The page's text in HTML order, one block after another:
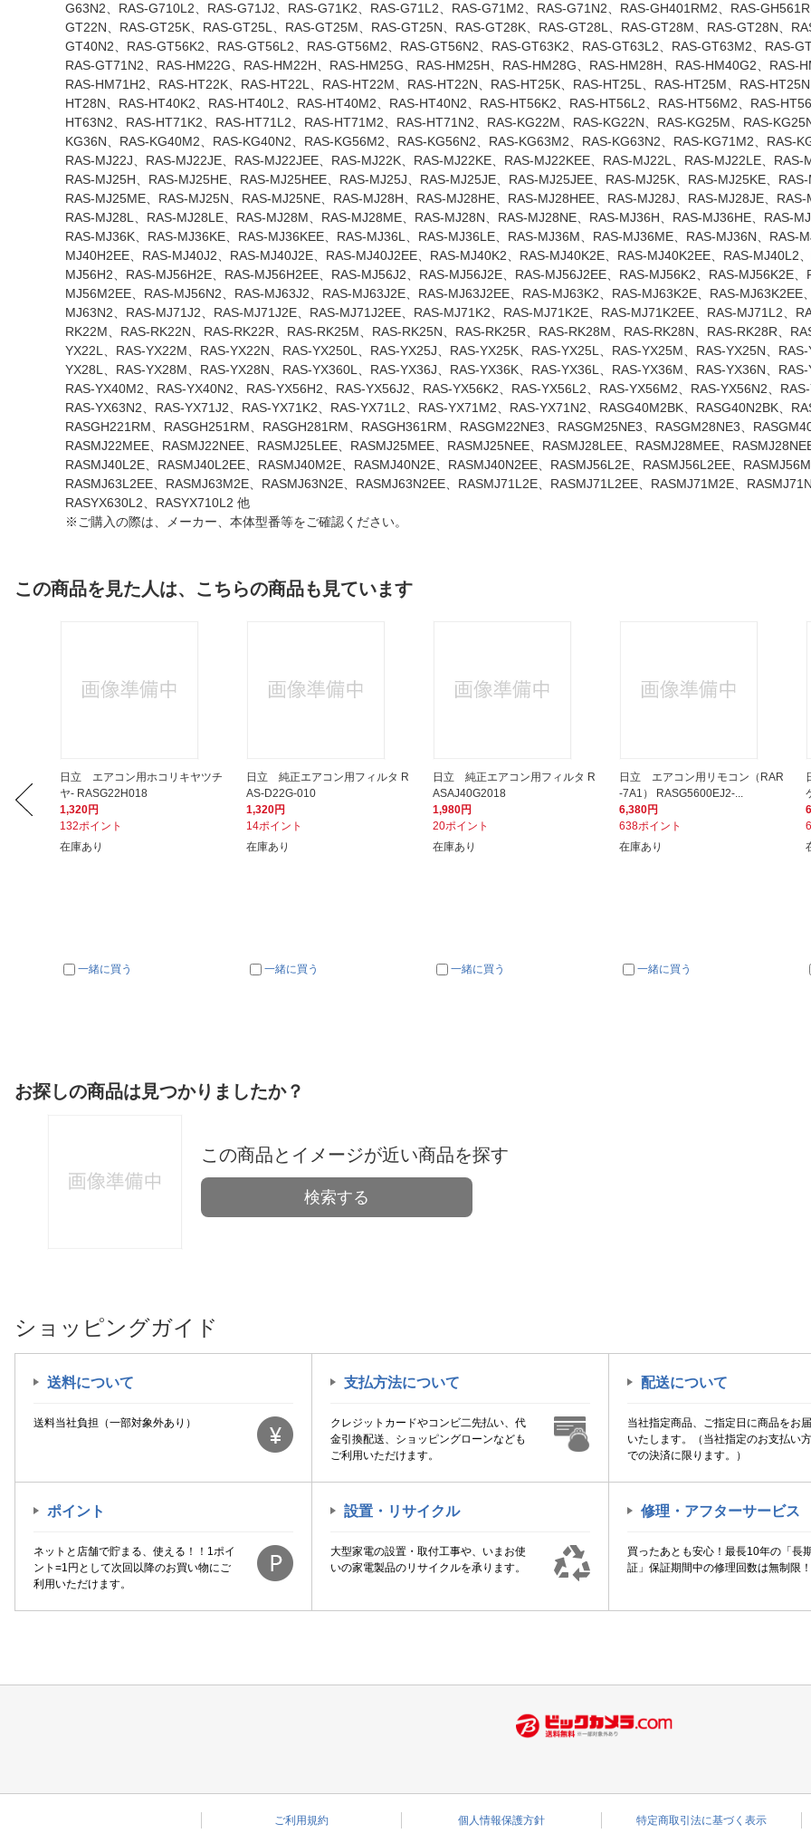
G63N2、RAS-G710L2、RAS-G71J2、RAS-G71K2、RAS-G71L2、RAS-G71M2、RAS-G71N2、RAS-GH401RM2、RAS-
GT22N、RAS-GT25K、RAS-GT25L、RAS-GT25M、RAS-GT25N、RAS-GT28K、RAS-GT28L、RAS-GT28M、RAS-GT28N、
GT40N2、RAS-GT56K2、RAS-GT56L2、RAS-GT56M2、RAS-GT56N2、RAS-GT63K2、RAS-GT63L2、RAS-GT63M2、RAS-
RAS-GT71N2、RAS-HM22G、RAS-HM22H、RAS-HM25G、RAS-HM25H、RAS-HM28G、RAS-HM28H、RAS-HM40G2、RAS-
RAS-HM71H2、RAS-HT22K、RAS-HT22L、RAS-HT22M、RAS-HT22N、RAS-HT25K、RAS-HT25L、RAS-HT25M、RAS-
HT28N、RAS-HT40K2、RAS-HT40L2、RAS-HT40M2、RAS-HT40N2、RAS-HT56K2、RAS-HT56L2、RAS-HT56M2、RAS-
HT63N2、RAS-HT71K2、RAS-HT71L2、RAS-HT71M2、RAS-HT71N2、RAS-KG22M、RAS-KG22N、RAS-KG25M、RAS-
KG36N、RAS-KG40M2、RAS-KG40N2、RAS-KG56M2、RAS-KG56N2、RAS-KG63M2、RAS-KG63N2、RAS-KG71M2、RAS-
RAS-MJ22J、RAS-MJ22JE、RAS-MJ22JEE、RAS-MJ22K、RAS-MJ22KE、RAS-MJ22KEE、RAS-MJ22L、RAS-MJ22LE、RAS-
RAS-MJ25H、RAS-MJ25HE、RAS-MJ25HEE、RAS-MJ25J、RAS-MJ25JE、RAS-MJ25JEE、RAS-MJ25K、RAS-MJ25KE、
RAS-MJ25ME、RAS-MJ25N、RAS-MJ25NE、RAS-MJ28H、RAS-MJ28HE、RAS-MJ28HEE、RAS-MJ28J、RAS-MJ28JE、
RAS-MJ28L、RAS-MJ28LE、RAS-MJ28M、RAS-MJ28ME、RAS-MJ28N、RAS-MJ28NE、RAS-MJ36H、RAS-MJ36HE、RAS-
RAS-MJ36K、RAS-MJ36KE、RAS-MJ36KEE、RAS-MJ36L、RAS-MJ36LE、RAS-MJ36M、RAS-MJ36ME、RAS-MJ36N、RAS-
MJ40H2EE、RAS-MJ40J2、RAS-MJ40J2E、RAS-MJ40J2EE、RAS-MJ40K2、RAS-MJ40K2E、RAS-MJ40K2EE、RAS-MJ40L2
MJ56H2、RAS-MJ56H2E、RAS-MJ56H2EE、RAS-MJ56J2、RAS-MJ56J2E、RAS-MJ56J2EE、RAS-MJ56K2、RAS-MJ56K2E
MJ56M2EE、RAS-MJ56N2、RAS-MJ63J2、RAS-MJ63J2E、RAS-MJ63J2EE、RAS-MJ63K2、RAS-MJ63K2E、RAS-
MJ63N2、RAS-MJ71J2、RAS-MJ71J2E、RAS-MJ71J2EE、RAS-MJ71K2、RAS-MJ71K2E、RAS-MJ71K2EE、RAS-MJ71L2、
RK22M、RAS-RK22N、RAS-RK22R、RAS-RK25M、RAS-RK25N、RAS-RK25R、RAS-RK28M、RAS-RK28N、RAS-RK28R、
YX22L、RAS-YX22M、RAS-YX22N、RAS-YX250L、RAS-YX25J、RAS-YX25K、RAS-YX25L、RAS-YX25M、RAS-YX25N、
YX28L、RAS-YX28M、RAS-YX28N、RAS-YX360L、RAS-YX36J、RAS-YX36K、RAS-YX36L、RAS-YX36M、RAS-YX36N、
RAS-YX40M2、RAS-YX40N2、RAS-YX56H2、RAS-YX56J2、RAS-YX56K2、RAS-YX56L2、RAS-YX56M2、RAS-YX56N2、
RAS-YX63N2、RAS-YX71J2、RAS-YX71K2、RAS-YX71L2、RAS-YX71M2、RAS-YX71N2、RASG40M2BK、RASG40N2BK、
RASGH221RM、RASGH251RM、RASGH281RM、RASGH361RM、RASGM22NE3、RASGM25NE3、RASGM28NE3、
RASMJ22MEE、RASMJ22NEE、RASMJ25LEE、RASMJ25MEE、RASMJ25NEE、RASMJ28LEE、RASMJ28MEE、
RASMJ40L2E、RASMJ40L2EE、RASMJ40M2E、RASMJ40N2E、RASMJ40N2EE、RASMJ56L2E、RASMJ56L2EE、
RASMJ63L2EE、RASMJ63M2E、RASMJ63N2E、RASMJ63N2EE、RASMJ71L2E、RASMJ71L2EE、RASMJ71M2E、
RASYX630L2、RASYX710L2 他
※ご購入の際は、メーカー、本体型番等をご確認ください。
この商品を見た人は、こちらの商品も見ています
日立 エアコン用ホコリキヤツチ
ヤ- RASG22H018
1,320円
132ポイント
在庫あり
一緒に買う
日立 純正エアコン用フィルタ R
AS-D22G-010
1,320円
14ポイント
在庫あり
一緒に買う
日立 純正エアコン用フィルタ R
ASAJ40G2018
1,980円
20ポイント
在庫あり
一緒に買う
日立 エアコン用リモコン（RAR
-7A1） RASG5600EJ2-...
6,380円
638ポイント
在庫あり
一緒に買う
お探しの商品は見つかりましたか？
この商品とイメージが近い商品を探す
検索する
ショッピングガイド
送料について
送料当社負担（一部対象外あり）
支払方法について
クレジットカードやコンビ二先払い、代
金引換配送、ショッピングローンなども
ご利用いただけます。
配送について
当社指定商品、ご指定日に商品をお
いたします。（当社指定のお支払い
での決済に限ります。）
ポイント
ネットと店舗で貯まる、使える！！1ポイ
ント=1円として次回以降のお買い物にご
利用いただけます。
設置・リサイクル
大型家電の設置・取付工事や、いまお使
いの家電製品のリサイクルを承ります。
修理・アフターサービス
買ったあとも安心！最長10年の「長
証」保証期間中の修理回数は無制限！
ご利用規約 個人情報保護方針 特定商取引法に基づく表示